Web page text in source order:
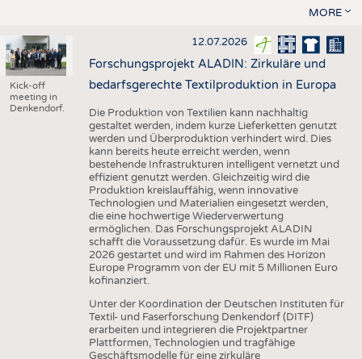
MORE
Kick-off
meeting in
Denkendorf.
12.07.2026
Forschungsprojekt ALADIN: Zirkuläre und
bedarfsgerechte Textilproduktion in Europa
Die Produktion von Textilien kann nachhaltig
gestaltet werden, indem kurze Lieferketten genutzt
werden und Überproduktion verhindert wird. Dies
kann bereits heute erreicht werden, wenn
bestehende Infrastrukturen intelligent vernetzt und
effizient genutzt werden. Gleichzeitig wird die
Produktion kreislauffähig, wenn innovative
Technologien und Materialien eingesetzt werden,
die eine hochwertige Wiederverwertung
ermöglichen. Das Forschungsprojekt ALADIN
schafft die Voraussetzung dafür. Es wurde im Mai
2026 gestartet und wird im Rahmen des Horizon
Europe Programm von der EU mit 5 Millionen Euro
kofinanziert.
Unter der Koordination der Deutschen Instituten für
Textil- und Faserforschung Denkendorf (DITF)
erarbeiten und integrieren die Projektpartner
Plattformen, Technologien und tragfähige
Geschäftsmodelle für eine zirkuläre